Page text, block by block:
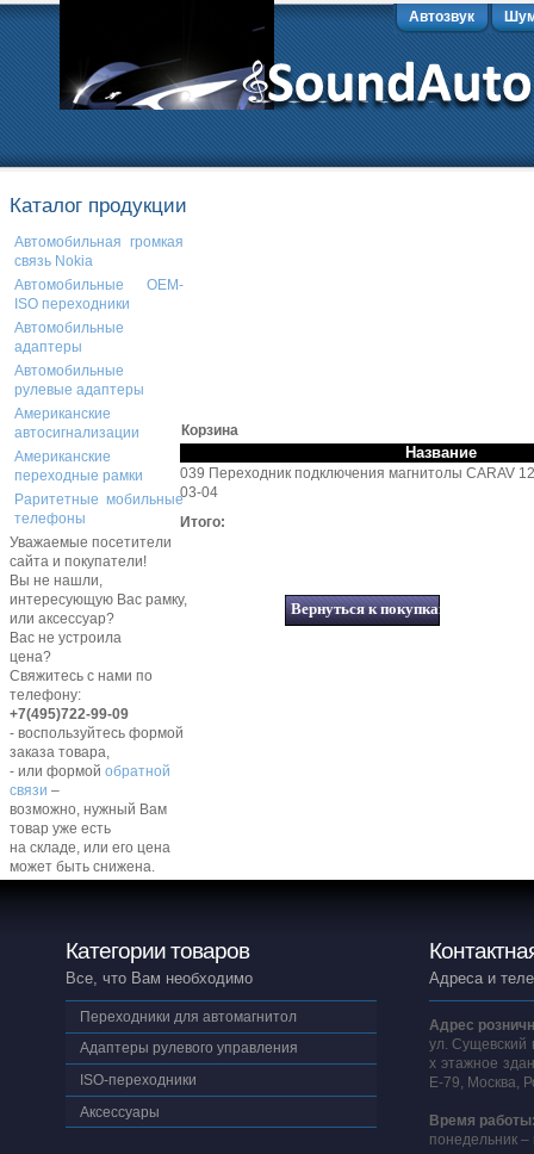
Автозвук
Каталог продукции
Автомобильная громкая
связь Nokia
Автомобильные OEM-
ISO переходники
Автомобильные
адаптеры
Автомобильные
рулевые адаптеры
Американские
автосигнализации
Американские
переходные рамки
Раритетные мобильные
телефоны
Уважаемые посетители
сайта и покупатели!
Вы не нашли,
интересующую Вас рамку,
или аксессуар?
Вас не устроила
цена?
Свяжитесь с нами по
телефону:
+7(495)722-99-09
- воспользуйтесь формой
заказа товара,
- или формой обратной
связи –
возможно, нужный Вам
товар уже есть
на складе, или его цена
может быть снижена.
Корзина
Название
039 Переходник подключения магнитолы CARAV
03-04
Итого:
Категории товаров
Все, что Вам необходимо
Переходники для автомагнитол
Адаптеры рулевого управления
ISO-переходники
Аксессуары
Адреса и
Адрес
ул. Сущевский
х этажное
E-79, Москва,
Время
понедельник –